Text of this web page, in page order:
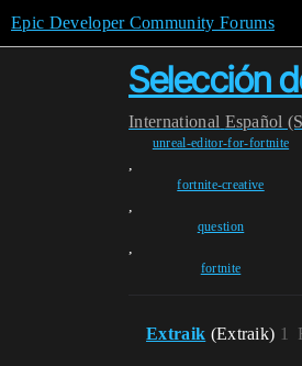
Epic Developer Community Forums
Selección
International Español
unreal-editor-for-fortnite
,
fortnite-creative
,
question
,
fortnite
Extraik (Extraik) 1